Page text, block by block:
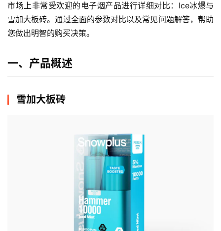
市场上非常受欢迎的电子烟产品进行详细对比：Ice冰爆与
雪加大板砖。通过全面的参数对比以及常见问题解答，帮助
您做出明智的购买决策。
一、产品概述
雪加大板砖